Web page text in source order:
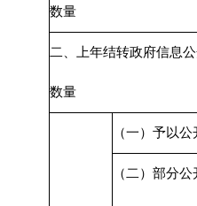
数量
二、上年结转政府信息
数量
（一）予以公
（二）部分公